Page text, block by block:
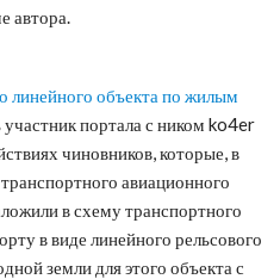
автора.
линейного объекта по жилым
участник портала с ником ko4er
чиновников, которые, в
авиационного
в схему транспортного
в виде линейного рельсового
земли для этого объекта с